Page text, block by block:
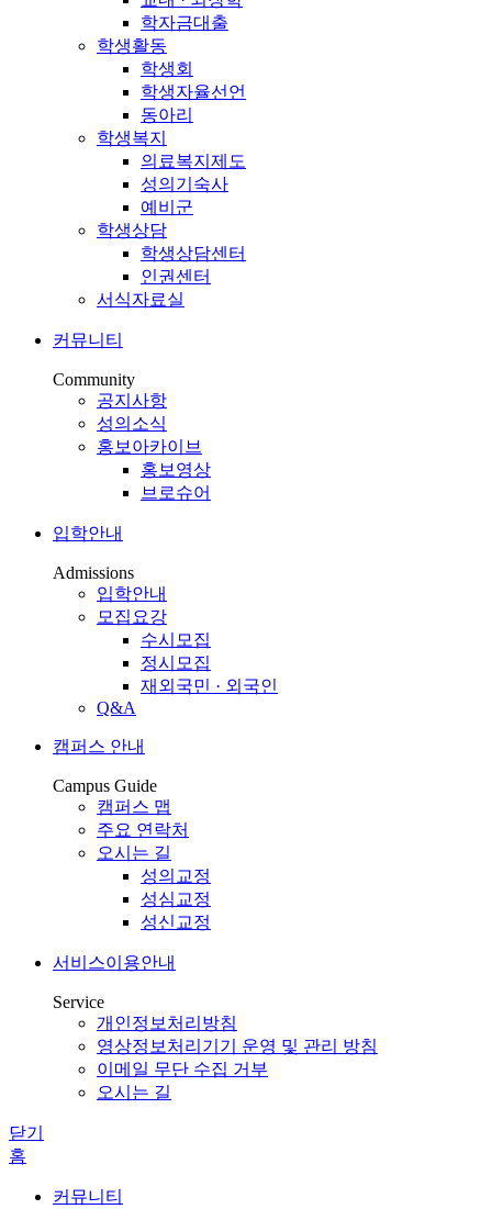
학자금대출
학생활동
학생회
학생자율선언
동아리
학생복지
의료복지제도
성의기숙사
예비군
학생상담
학생상담센터
인권센터
서식자료실
커뮤니티
Community
공지사항
성의소식
홍보아카이브
홍보영상
브로슈어
입학안내
Admissions
입학안내
모집요강
수시모집
정시모집
재외국민 · 외국인
Q&A
캠퍼스 안내
Campus Guide
캠퍼스 맵
주요 연락처
오시는 길
성의교정
성심교정
성신교정
서비스이용안내
Service
개인정보처리방침
영상정보처리기기 운영 및 관리 방침
이메일 무단 수집 거부
오시는 길
닫기
홈
커뮤니티